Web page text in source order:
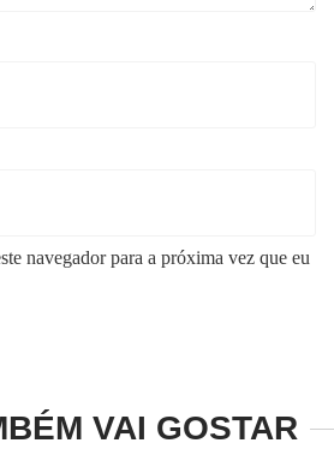
navegador para a próxima vez que eu
VAI GOSTAR